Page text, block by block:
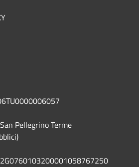
Pellegrino Terme